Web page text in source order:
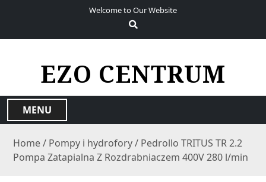
Welcome to Our Website
EZO CENTRUM
MENU
Home/ Pompy i hydrofory/ Pedrollo TRITUS TR 2.2
Pompa Zatapialna Z Rozdrabniaczem 400V 280 l/min